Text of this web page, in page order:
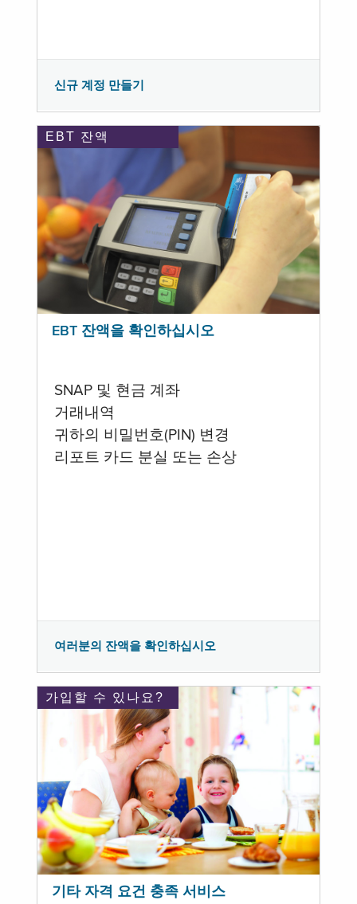
신규 계정 만들기
EBT 잔액
EBT 잔액을 확인하십시오
SNAP 및 현금 계좌
거래내역
귀하의 비밀번호(PIN) 변경
리포트 카드 분실 또는 손상
여러분의 잔액을 확인하십시오
가입할 수 있나요?
기타 자격 요건 충족 서비스